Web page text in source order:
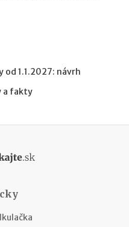
od 1.1.2027: návrh
a fakty